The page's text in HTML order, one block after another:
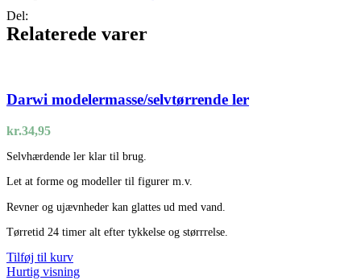
Del:
Relaterede varer
Darwi modelermasse/selvtørrende ler
kr.34,95
Selvhærdende ler klar til brug.
Let at forme og modeller til figurer m.v.
Revner og ujævnheder kan glattes ud med vand.
Tørretid 24 timer alt efter tykkelse og størrrelse.
Tilføj til kurv
Hurtig visning